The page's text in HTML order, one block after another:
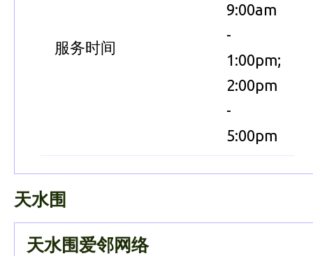
服务时间
9:00am
-
1:00pm;
2:00pm
-
5:00pm
天水围
天水围爱邻网络